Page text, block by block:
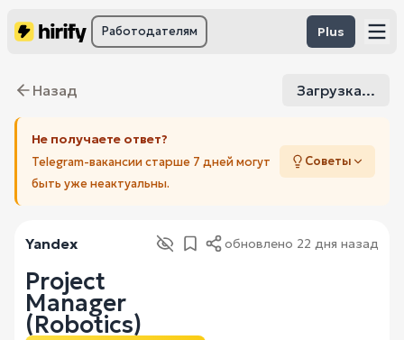
Работодателям Plus
Назад Загрузка...
Не получаете ответ?
Telegram-вакансии старше 7 дней могут
быть уже неактуальны.
Советы
Yandex обновлено 22 дня назад
Project
Manager
(Robotics)